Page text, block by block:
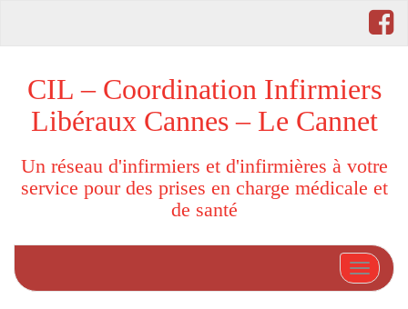
CIL – Coordination Infirmiers
Libéraux Cannes – Le Cannet
Un réseau d'infirmiers et d'infirmières à votre
service pour des prises en charge médicale et
de santé